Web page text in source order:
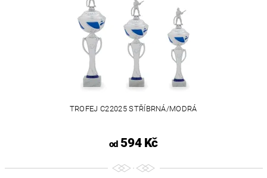
TROFEJ C22025 STŘÍBRNÁ/MODRÁ
od594 Kč